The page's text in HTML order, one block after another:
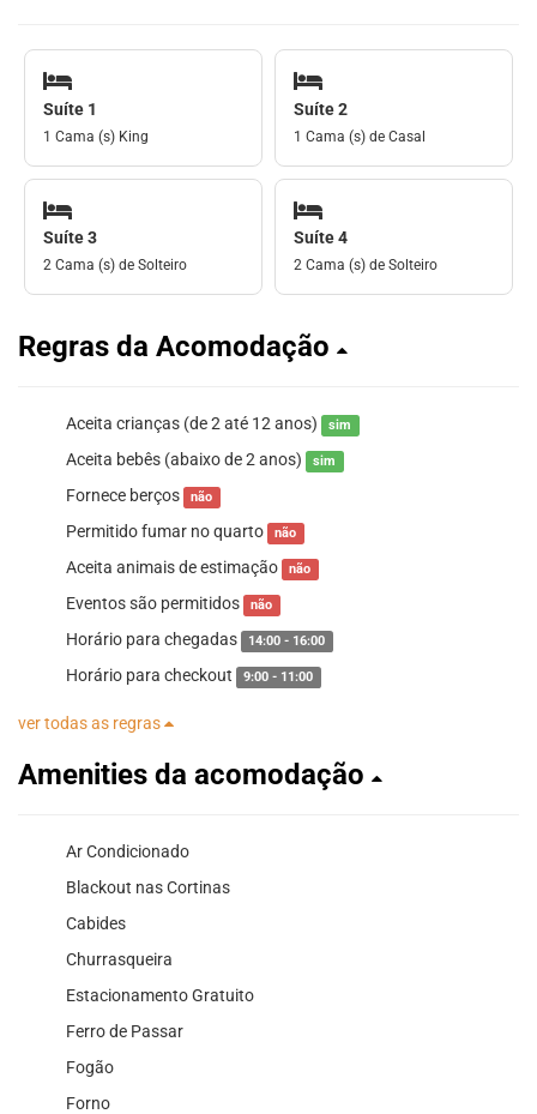
Suíte 1
1 Cama (s) King
Suíte 2
1 Cama (s) de Casal
Suíte 3
2 Cama (s) de Solteiro
Suíte 4
2 Cama (s) de Solteiro
Regras da Acomodação
Aceita crianças (de 2 até 12 anos) sim
Aceita bebês (abaixo de 2 anos) sim
Fornece berços não
Permitido fumar no quarto não
Aceita animais de estimação não
Eventos são permitidos não
Horário para chegadas 14:00 - 16:00
Horário para checkout 9:00 - 11:00
ver todas as regras
Amenities da acomodação
Ar Condicionado
Blackout nas Cortinas
Cabides
Churrasqueira
Estacionamento Gratuito
Ferro de Passar
Fogão
Forno